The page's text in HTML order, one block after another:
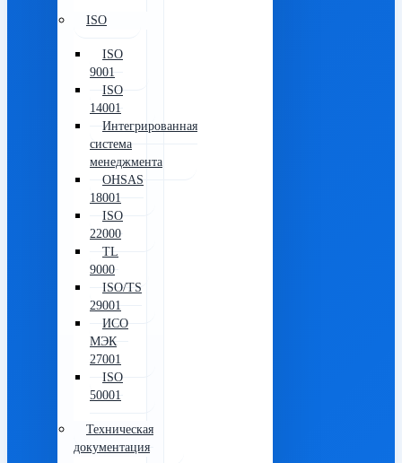
ISO
ISO
9001
ISO
14001
Интегрированная
система
менеджмента
OHSAS
18001
ISO
22000
TL
9000
ISO/TS
29001
ИСО
МЭК
27001
ISO
50001
Техническая
документация